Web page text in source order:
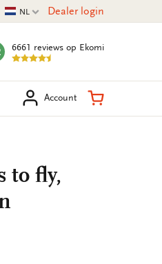
Huidige taal
NL Dealer login
6661 reviews op Ekomi
Account Winkelmand
to fly,